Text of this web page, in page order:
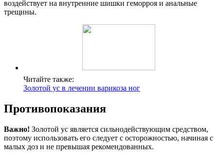
воздействует на внутренние шишки геморроя и анальные
трещины.
Читайте также:
Золотой ус в лечении варикоза ног
Противопоказания
Важно! Золотой ус является сильнодействующим средством,
поэтому использовать его следует с осторожностью, начиная с
малых доз и не превышая рекомендованных.